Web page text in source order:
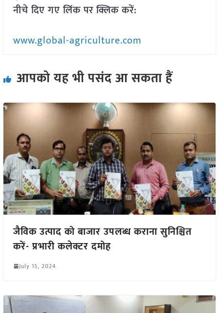
नीचे दिए गए लिंक पर क्लिक करें:
www.global-agriculture.com
आपको यह भी पसंद आ सकता हैं
जैविक उत्पाद को बाजार उपलब्ध कराना सुनिश्चित
करें- प्रभारी कलेक्टर दमोह
July 15, 2024